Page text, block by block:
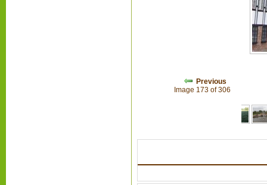
Previous
Image 173 of 306